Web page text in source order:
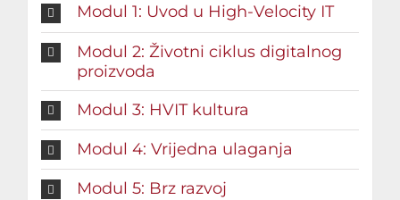
Modul 1: Uvod u High-Velocity IT
Modul 2: Životni ciklus digitalnog
proizvoda
Modul 3: HVIT kultura
Modul 4: Vrijedna ulaganja
Modul 5: Brz razvoj